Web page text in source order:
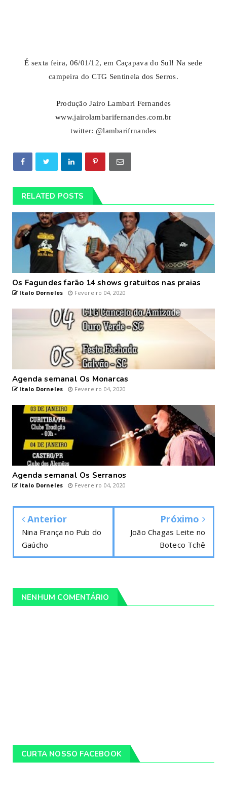
É sexta feira, 06/01/12, em Caçapava do Sul! Na sede
campeira do CTG Sentinela dos Serros.
Produção Jairo Lambari Fernandes
www.jairolambarifernandes.com.br
twitter: @lambarifrnandes
RELATED POSTS
Os Fagundes farão 14 shows gratuitos nas praias
Italo Dorneles Fevereiro 04, 2020
Agenda semanal Os Monarcas
Italo Dorneles Fevereiro 04, 2020
Agenda semanal Os Serranos
Italo Dorneles Fevereiro 04, 2020
Anterior
Nina França no Pub do
Gaúcho
Próximo
João Chagas Leite no
Boteco Tchê
NENHUM COMENTÁRIO
CURTA NOSSO FACEBOOK